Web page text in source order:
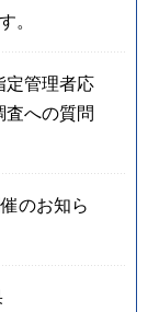
。
定管理者応
査への質問
のお知ら